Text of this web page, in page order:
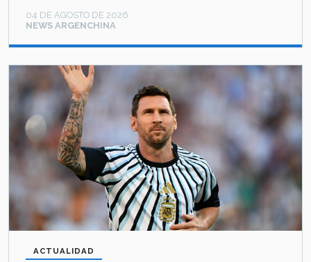
NEWS ARGENCHINA
04 DE AGOSTO DE 2026
ACTUALIDAD